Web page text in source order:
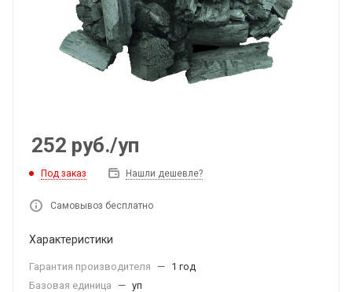
252 руб./уп
Под заказ Нашли дешевле?
Самовывоз бесплатно
Характеристики
Гарантия производителя — 1 год
Базовая единица
— уп